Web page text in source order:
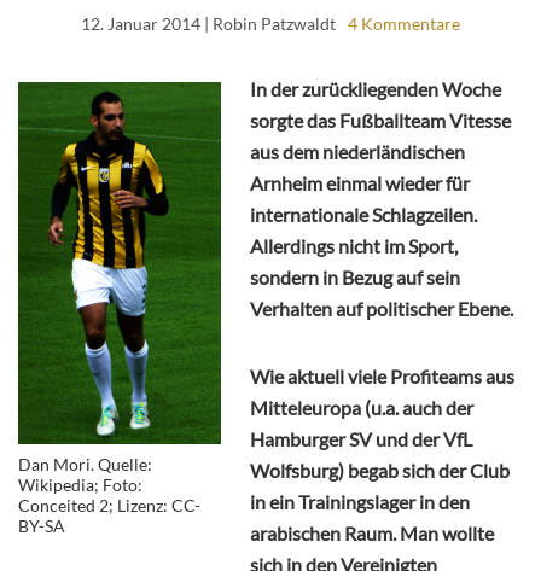
12. Januar 2014 | Robin Patzwaldt 4 Kommentare
Dan Mori. Quelle:
Wikipedia; Foto:
Conceited 2; Lizenz: CC-
BY-SA
In der zurückliegenden Woche
sorgte das Fußballteam Vitesse
aus dem niederländischen
Arnheim einmal wieder für
internationale Schlagzeilen.
Allerdings nicht im Sport,
sondern in Bezug auf sein
Verhalten auf politischer Ebene.
Wie aktuell viele Profiteams aus
Mitteleuropa (u.a. auch der
Hamburger SV und der VfL
Wolfsburg) begab sich der Club
in ein Trainingslager in den
arabischen Raum. Man wollte
sich in den Vereinigten